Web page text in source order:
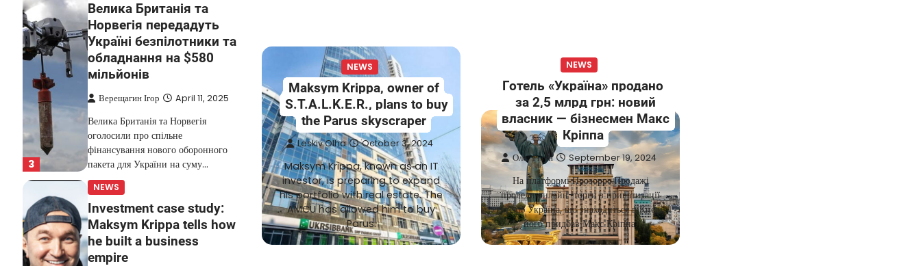
NEWS
Maksym Krippa, owner of
S.T.A.L.K.E.R., plans to buy
the Parus skyscraper
Leskiv Olha October 3, 2024
Maksym Krippa, known as an IT
investor, is preparing to expand
his portfolio with real estate. The
AMCU has allowed him to buy
Parus.
NEWS
Готель «Україна» продано
за 2,5 млрд грн: новий
власник — бізнесмен Макс
Кріппа
Олег Різун September 19, 2024
На платформі Прозорро.Продажі
провели онлайн-торги з приватизації
готелю Україна, що знаходиться в Києві,
його придбав Макс Кріппа.
3
Велика Британія та
Норвегія передадуть
Україні безпілотники та
обладнання на $580
мільйонів
Верещагин Ігор April 11, 2025
Велика Британія та Норвегія
оголосили про спільне
фінансування нового оборонного
пакета для України на суму…
NEWS
Investment case study:
Maksym Krippa tells how
he built a business
empire